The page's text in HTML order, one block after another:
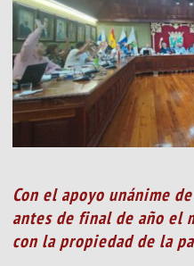
Con el apoyo unánime
antes de final de año el
con la propiedad de la